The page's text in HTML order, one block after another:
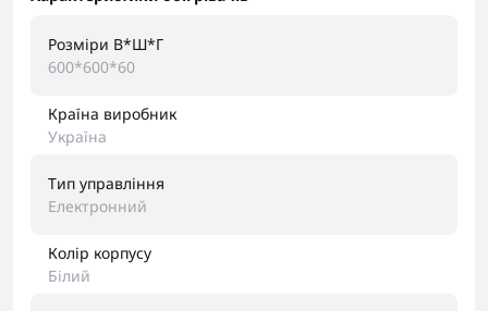
Розміри В*Ш*Г
600*600*60
Країна виробник
Україна
Тип управління
Електронний
Колір корпусу
Білий